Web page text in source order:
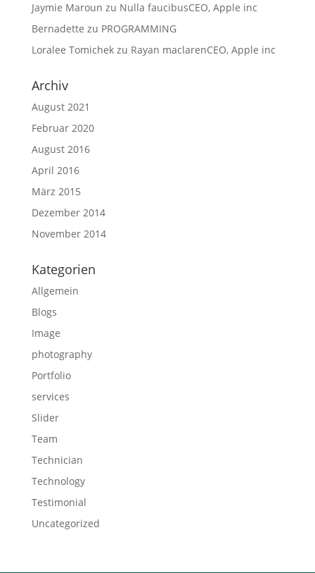
Jaymie Maroun zu Nulla faucibusCEO, Apple inc
Bernadette zu PROGRAMMING
Loralee Tomichekzu Rayan maclarenCEO, Apple inc
Archiv
August 2021
Februar 2020
August 2016
April 2016
März 2015
Dezember 2014
November 2014
Kategorien
Allgemein
Blogs
Image
photography
Portfolio
services
Slider
Team
Technician
Technology
Testimonial
Uncategorized